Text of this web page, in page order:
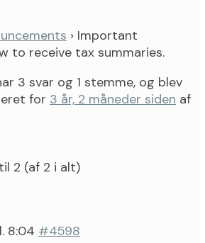
› Important
to receive tax summaries.
3 svar og 1 stemme, og blev
for 3 år, 2 måneder siden af
2 (af 2 i alt)
8:04 #4598